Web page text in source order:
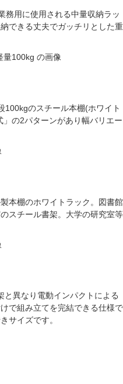
務用に使用される中量収納ラッ
できる丈夫でガッチリとした重
100kgのスチール本棚(ホワイト
の2パターンがあり幅バリエー
本棚のホワイトラック 。図書館
スチール書架。 大学の研究室等
と異なり電動インパクトによる
で組み立てを完結できる仕様で
サイズです。